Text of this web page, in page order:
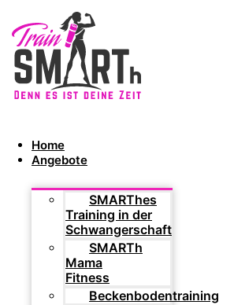
Home
Angebote
SMARThes
Training in der
Schwangerschaft
SMARTh
Mama
Fitness
Beckenbodentraining